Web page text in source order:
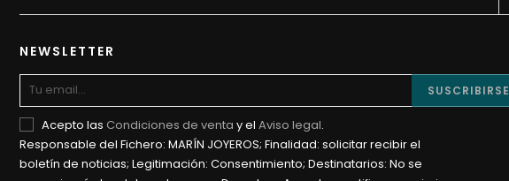
NEWSLETTER
SUSCRIBIRSE
Acepto las Condiciones de venta y el Aviso legal.
Responsable del Fichero: MARÍN JOYEROS; Finalidad: solicitar recibir el
boletín de noticias; Legitimación: Consentimiento; Destinatarios: No se